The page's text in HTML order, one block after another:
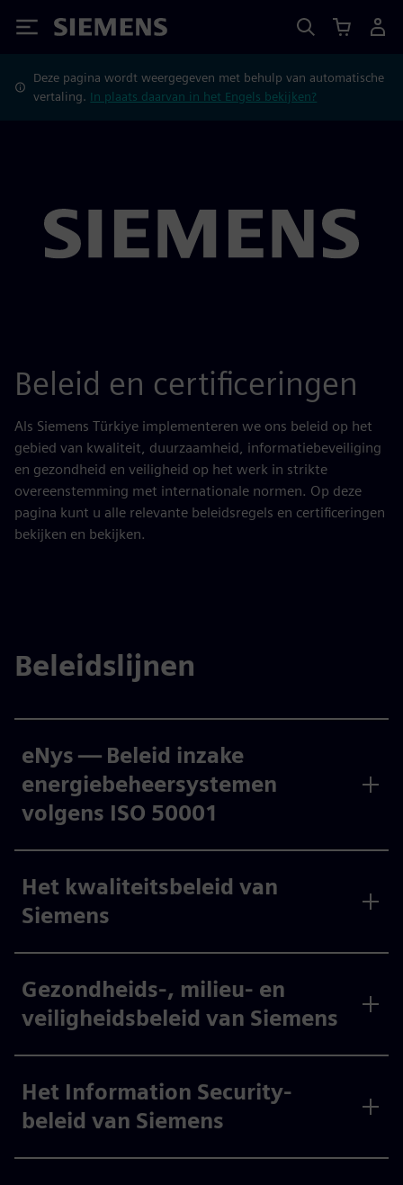
Siemens
Deze pagina wordt weergegeven met behulp van automatische
vertaling. In plaats daarvan in het Engels bekijken?
Beleid en certificeringen
Als Siemens Türkiye implementeren we ons beleid op het
gebied van kwaliteit, duurzaamheid, informatiebeveiliging
en gezondheid en veiligheid op het werk in strikte
overeenstemming met internationale normen. Op deze
pagina kunt u alle relevante beleidsregels en certificeringen
bekijken en bekijken.
Beleidslijnen
eNys — Beleid inzake
energiebeheersystemen
volgens ISO 50001
Het kwaliteitsbeleid van
Siemens
Gezondheids-, milieu- en
veiligheidsbeleid van Siemens
Het Information Security-
beleid van Siemens